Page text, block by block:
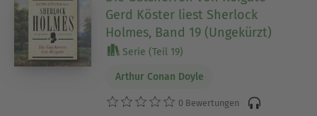
Gerd Köster liest Sherlock
Holmes, Band 19 (Ungekürzt)
Serie (Teil 19)
Arthur Conan Doyle
0 Bewertungen